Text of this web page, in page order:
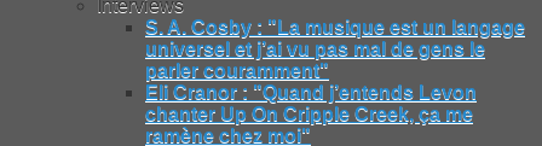
Interviews
S. A. Cosby : "La musique est un langage
universel et j’ai vu pas mal de gens le
parler couramment"
Eli Cranor : "Quand j’entends Levon
chanter Up On Cripple Creek, ça me
ramène chez moi"